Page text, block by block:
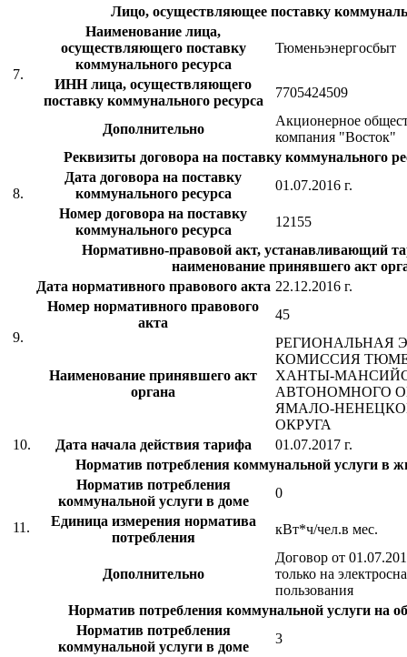
7.
Лицо, осуществляющее поставку
Наименование лица,
осуществляющего поставку
коммунального ресурса
Тюменьэнергосбыт
ИНН лица, осуществляющего
поставку коммунального ресурса
7705424509
Дополнительно
Акционерное
компания "Восток"
8.
Реквизиты договора на поставку коммунального
Дата договора на поставку
коммунального ресурса
01.07.2016 г.
Номер договора на поставку
коммунального ресурса
12155
9.
Нормативно-правовой акт, устанавливающий
наименование принявшего акт
Дата нормативного правового акта 22.12.2016 г.
Номер нормативного правового
акта
45
Наименование принявшего акт
органа
РЕГИОНАЛЬНАЯ
КОМИССИЯ
ХАНТЫ-
АВТОНОМНОГО
ЯМАЛО-
ОКРУГА
10.
Дата начала действия тарифа 01.07.2017 г.
11.
Норматив потребления коммунальной услуги в
Норматив потребления
коммунальной услуги в доме
0
Единица измерения норматива
потребления
кВт*ч/чел.в мес.
Дополнительно
Договор от
только на
пользования
Норматив потребления коммунальной услуги на
Норматив потребления
коммунальной услуги в доме
3